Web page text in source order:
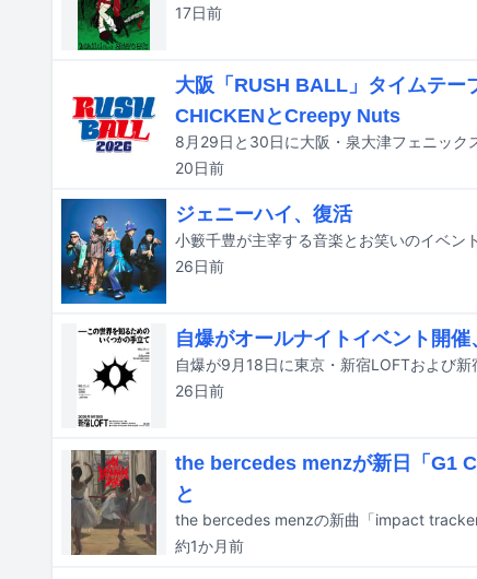
17日前
大阪「RUSH BALL」タイムテー
CHICKENとCreepy Nuts
20日前
ジェニーハイ、復活
26日前
自爆がオールナイトイベント開
26日前
the bercedes menzが新日「G1
と
約1か月前